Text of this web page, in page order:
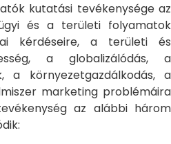
kutatási tevékenysége az
és a területi folyamatok
kérdéseire, a területi és
a globalizálódás, a
a környezetgazdálkodás, a
marketing problémáira
az alábbi három